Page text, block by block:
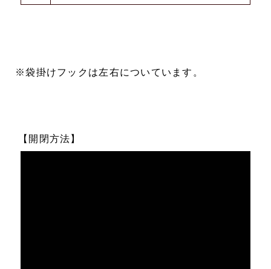
※袋掛けフックは左右についています。
【開閉方法】